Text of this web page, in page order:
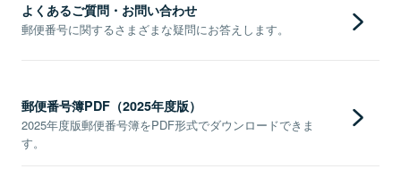
よくあるご質問・お問い合わせ
郵便番号に関するさまざまな疑問にお答えします。
郵便番号簿PDF（2025年度版）
2025年度版郵便番号簿をPDF形式でダウンロードできま
す。